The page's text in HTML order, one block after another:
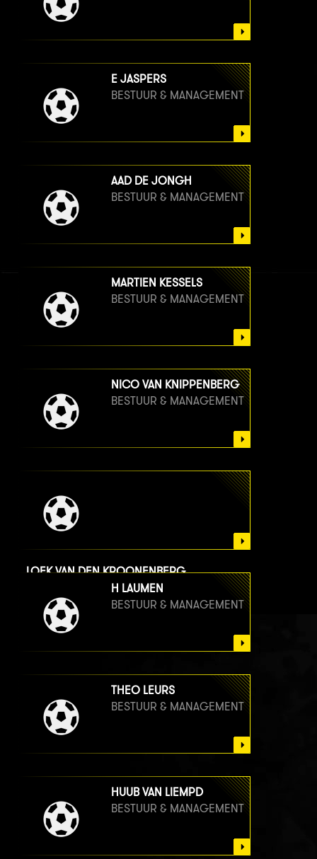
E JASPERS
BESTUUR & MANAGEMENT
AAD DE JONGH
BESTUUR & MANAGEMENT
MARTIEN KESSELS
BESTUUR & MANAGEMENT
NICO VAN KNIPPENBERG
BESTUUR & MANAGEMENT
LOEK VAN DEN KROONENBERG
BESTUUR & MANAGEMENT
H LAUMEN
BESTUUR & MANAGEMENT
THEO LEURS
BESTUUR & MANAGEMENT
HUUB VAN LIEMPD
BESTUUR & MANAGEMENT